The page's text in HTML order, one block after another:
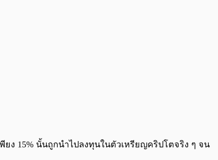
ง 15% นั้นถูกนำไปลงทุนในตัวเหรียญคริปโตจริง ๆ จน